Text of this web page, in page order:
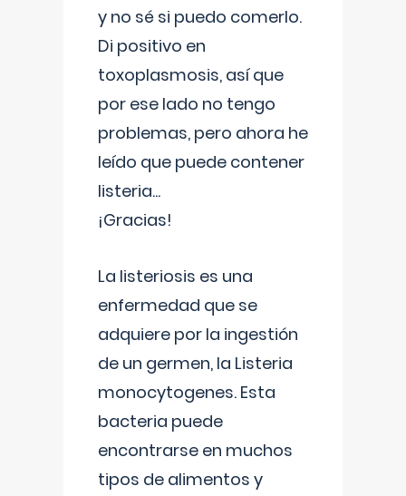
y no sé si puedo comerlo.
Di positivo en
toxoplasmosis, así que
por ese lado no tengo
problemas, pero ahora he
leído que puede contener
listeria...
¡Gracias!
La listeriosis es una
enfermedad que se
adquiere por la ingestión
de un germen, la Listeria
monocytogenes. Esta
bacteria puede
encontrarse en muchos
tipos de alimentos y